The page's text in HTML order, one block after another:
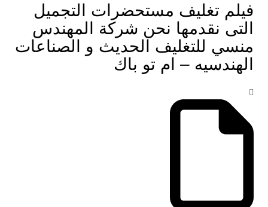
فيلم تغليف مستحضرات التجميل
التى نقدمها نحن شركة المهندس
منسي للتغليف الحديث و الصناعات
الهندسيه – ام تو باك